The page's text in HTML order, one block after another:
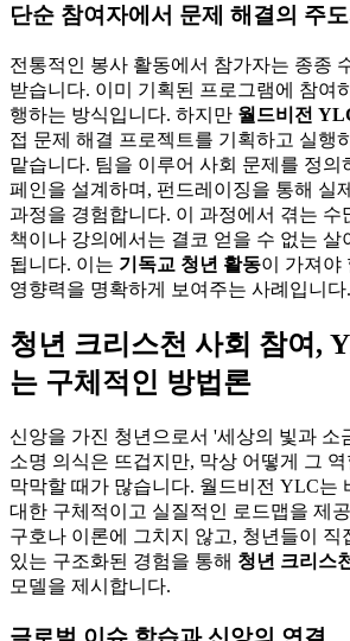
단순 참여자에서 문제 해결의 주
전통적인 봉사 활동에서 참가자는 종종
받습니다. 이미 기획된 프로그램에 참여
행하는 방식입니다. 하지만 월드비전
접 문제 해결 프로젝트를 기획하고 실행
맡습니다. 팀을 이루어 사회 문제를 정의
페인을 설계하며, 펀드레이징을 통해 실
과정을 경험합니다. 이 과정에서 겪는 수
책이나 강의에서는 결코 얻을 수 없는 살
됩니다. 이는 기독교 청년 활동이 가져야
영향력을 명확하게 보여주는 사례입니다.
청년 크리스천 사회 참여,
는 구체적인 방법론
신앙을 가진 청년으로서 '세상의 빛과 소
소명 의식은 뜨겁지만, 막상 어떻게 그 역
막막할 때가 많습니다. 월드비전 YLC는
대한 구체적이고 실질적인 로드맵을 제
구호나 이론에 그치지 않고, 청년들이 직
있는 구조화된 경험을 통해 청년 크리스
모델을 제시합니다.